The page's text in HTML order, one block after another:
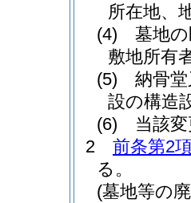
所在地、
(4)
墓地
敷地所有
(5)
納骨
設の構造
(6)
当該
2
前条第2
る。
(墓地等の